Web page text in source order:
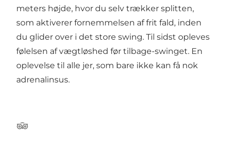
meters højde, hvor du selv trækker splitten,
som aktiverer fornemmelsen af frit fald, inden
du glider over i det store swing. Til sidst opleves
følelsen af vægtløshed før tilbage-swinget. En
oplevelse til alle jer, som bare ikke kan få nok
adrenalinsus.
Tripadvisor